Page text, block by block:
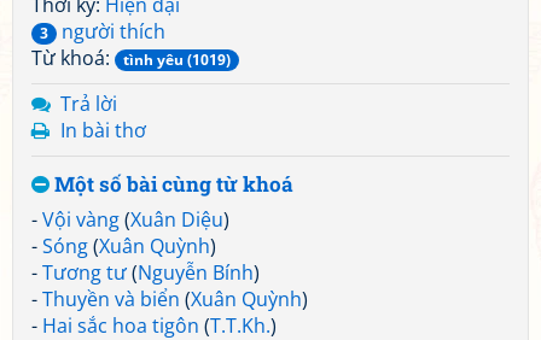
3
người thích
Từ khoá:
tình yêu (1019)
Trả lời
In bài thơ
Một số bài cùng từ khoá
-Vội vàng(Xuân Diệu)
-Sóng(Xuân Quỳnh)
-Tương tư(Nguyễn Bính)
-Thuyền và biển (Xuân Quỳnh)
- Hai sắc hoa tigôn (T.T.Kh.)